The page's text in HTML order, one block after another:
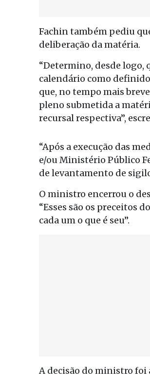
Fachin também pediu
deliberação da matéria.
“Determino, desde logo,
calendário como
que, no tempo mais
pleno submetida a
recursal respectiva”,
“Após a execução das
e/ou Ministério Público
de levantamento de
O ministro encerrou o
“Esses são os preceitos
cada um o que é seu”.
A decisão do ministro foi